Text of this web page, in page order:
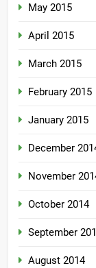
May 2015
April 2015
March 2015
February 2015
January 2015
December
November
October 2014
September
August 2014